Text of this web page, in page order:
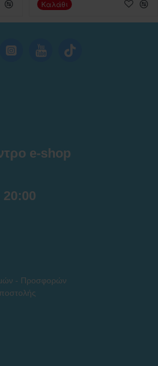
Καλάθι
e-shop
- Προσφορών